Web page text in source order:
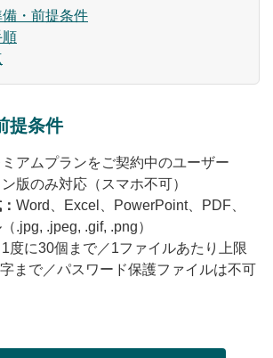
・前提条件
順
提条件
アムプランをご契約中のユーザー
版のみ対応（スマホ不可）
Word、Excel、PowerPoint、PDF、
.jpg, .jpeg, .gif, .png）
1度に30個まで／1ファイルあたり上限
まで／パスワード保護ファイルは不可